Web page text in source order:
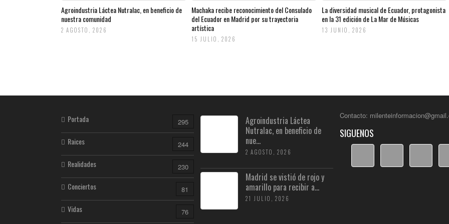
Agroindustria Láctea Nutralac, en beneficio de
nuestra comunidad
2 AGOSTO, 2026
Machaka recibe reconocimiento del Consulado
del Ecuador en Madrid por su trayectoria
artística
15 JULIO, 2026
La diversidad musical de Ecuador, protagonista
en la 31 edición de La Mar de Músicas
13 JUNIO, 2026
Portada 295
Raices 244
Realidades 230
Conciertos 81
Vidas 76
Agroindustria Láctea
Nutralac, en beneficio de
nue...
2 AGOSTO, 2026
Madrid se vistió de rojo y
amarillo para recibir a...
21 JULIO, 2026
Contacto:
SIGUENOS